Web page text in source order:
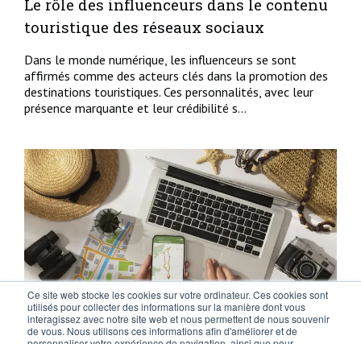
Ce site web stocke les cookies sur votre ordinateur. Ces cookies sont
utilisés pour collecter des informations sur la manière dont vous
interagissez avec notre site web et nous permettent de nous souvenir
de vous. Nous utilisons ces informations afin d'améliorer et de
Le rôle des influenceurs dans le contenu
touristique des réseaux sociaux
Dans le monde numérique, les influenceurs se sont
affirmés comme des acteurs clés dans la promotion des
destinations touristiques. Ces personnalités, avec leur
présence marquante et leur crédibilité s...
Quelles sont les dernières tendances